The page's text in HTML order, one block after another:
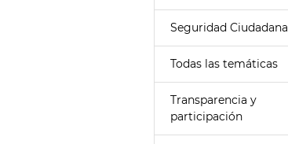
Seguridad Ciudadana
Todas las temáticas
Transparencia y
participación